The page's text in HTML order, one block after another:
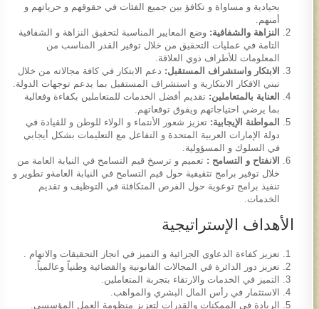
بحيادية و مساواة و تكافؤ بين جميع الفئات في حقوقهم و حرياتهم و
أمنهم.
النزاهة والشفافية: وضع المعايير المناسبة لتحقيق النزاهة و الشفافية
التامة في عمليات التحقيق من خلال توفير القدر المناسب من
المعلومات للأطراف ذوي العلاقة.
الابتكار واستشراف المستقبل: دعم الابتكار في كافة مجالاته من خلال
تبني الافكار الابتكارية و استشراف المستقبل بما يدعم توجهات الدولة.
العناية بالمتعاملين: تقديم أفضل الخدمات للمتعاملين بكفاءة وفعالية
بما يرضي احتياجاتهم ويفوق توقعاتهم.
المواطنة الإيجابية: تعزيز شعور الأنتماء و الولاء للوطن و للقيادة في
دولة الإمارات العربية المتحدة و التفاعل مع التعليمات بشكل أيجابي
في السلوك و المسؤولية.
الانفتاح و التسامح : تعميم و ترسيخ قيم التسامح في النيابة العامة من
خلال توفير برامج تثقيفية حول قيم التسامح في النيابة العامةو تطوير و
تنفيذ برامج توعوية حول الفرص المتكافئة في التوظيف و تقديم
الخدمات.
الأهداف الإستراتيجية
تعزيز كفاءة الدعاوي الجزائية و التميز في انجاز التحقيقات والاتهام .
تعزيز دور الدائرة في المجالات القانونية والقضائية وطنياً وعالمياً.
التميز في الخدمات والارتقاء بتجربة المتعاملين.
الاستثمار في رأس المال البشري والمواهب.
الريادة في الممكنات والقدرات لتعزيز منظومة العمل المؤسسي.